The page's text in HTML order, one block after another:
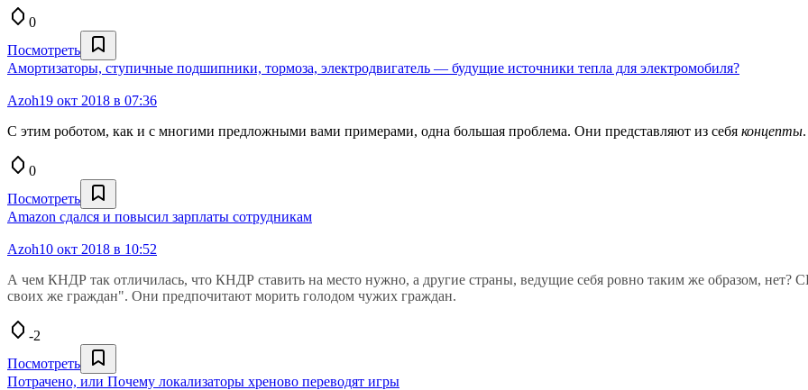
0
Посмотреть
Амортизаторы, ступичные подшипники, тормоза, электродвигатель — будущие источники тепла для электромобиля?
Azoh19 окт 2018 в 07:36
С этим роботом, как и с многими предложными вами примерами, одна большая проблема. Они представляют из себя концепты
0
Посмотреть
Amazon сдался и повысил зарплаты сотрудникам
Azoh10 окт 2018 в 10:52
А чем КНДР так отличилась, что КНДР ставить на место нужно, а другие страны, ведущие себя ровно таким же образом,
своих же граждан". Они предпочитают морить голодом чужих граждан.
-2
Посмотреть
Потрачено, или Почему локализаторы хреново переводят игры